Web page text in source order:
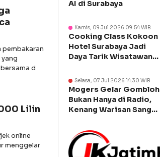
pembakaran
d
Lilin
online
menggelar
AI di Surabaya
Kamis, 09 Jul 2026 09:54 WIB
Cooking Class Kokoon
Hotel Surabaya Jadi
Daya Tarik Wisatawan
Selasa, 07 Jul 2026 14:30 WIB
Mogers Gelar Gombloh
Bukan Hanya di Radio,
Kenang Warisan Sang